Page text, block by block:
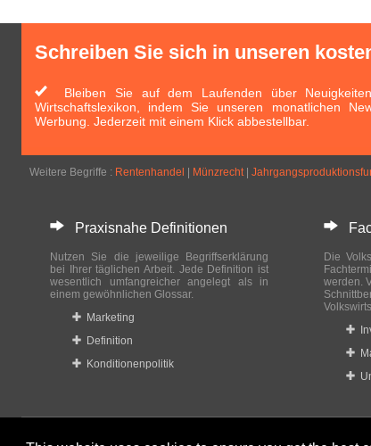
Schreiben Sie sich in unseren
Bleiben Sie auf dem Laufenden über
Wirtschaftslexikon, indem Sie unseren monatlichen
Werbung. Jederzeit mit einem Klick abbestellbar.
Weitere Begriffe : Rentenhandel Münzrecht|
Praxisnahe Definitionen
Nutzen Sie die jeweilige Begriffserklärung
bei Ihrer täglichen Arbeit. Jede Definition ist
wesentlich umfangreicher angelegt als in
einem gewöhnlichen Glossar.
Marketing
Definition
Konditionenpolitik
Die
werden.